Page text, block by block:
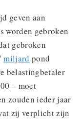
geven aan
worden gebroken
gebroken
miljard pond
belastingbetaler
– moet
zouden ieder jaar
zij verplicht zijn